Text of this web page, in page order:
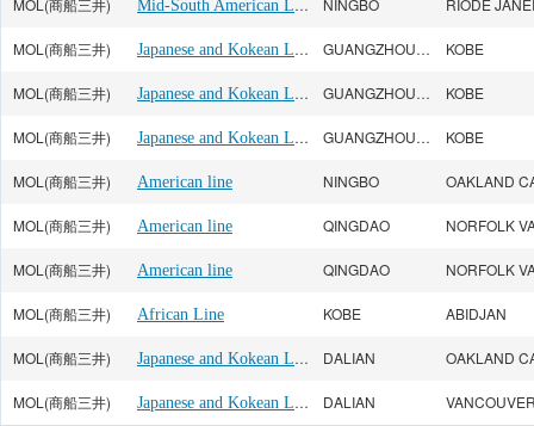
MOL(商船三井) Mid-South American Line NINGBO RIODE
MOL(商船三井) Japanese and Kokean Line GUANGZHOU（HUANGPU） KOBE
MOL(商船三井) Japanese and Kokean Line GUANGZHOU（HUANGPU） KOBE
MOL(商船三井) Japanese and Kokean Line GUANGZHOU（HUANGPU） KOBE
MOL(商船三井) American line NINGBO OAKLAND
MOL(商船三井) American line QINGDAO NORFOLK
MOL(商船三井) American line QINGDAO NORFOLK
MOL(商船三井) African Line KOBE ABIDJAN
MOL(商船三井) Japanese and Kokean Line DALIAN OAKLAND
MOL(商船三井) Japanese and Kokean Line DALIAN